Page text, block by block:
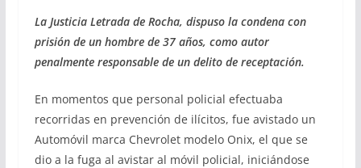
La Justicia Letrada de Rocha, dispuso la condena con
prisión de un hombre de 37 años, como autor
penalmente responsable de un delito de receptación.
En momentos que personal policial efectuaba
recorridas en prevención de ilícitos, fue avistado un
Automóvil marca Chevrolet modelo Onix, el que se
dio a la fuga al avistar al móvil policial, iniciándose